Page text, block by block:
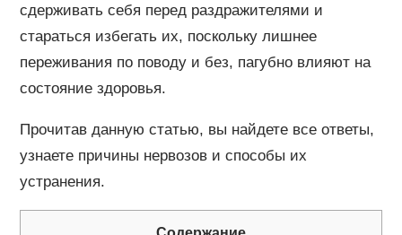
сдерживать себя перед раздражителями и
стараться избегать их, поскольку лишнее
переживания по поводу и без, пагубно влияют на
состояние здоровья.
Прочитав данную статью, вы найдете все ответы,
узнаете причины нервозов и способы их
устранения.